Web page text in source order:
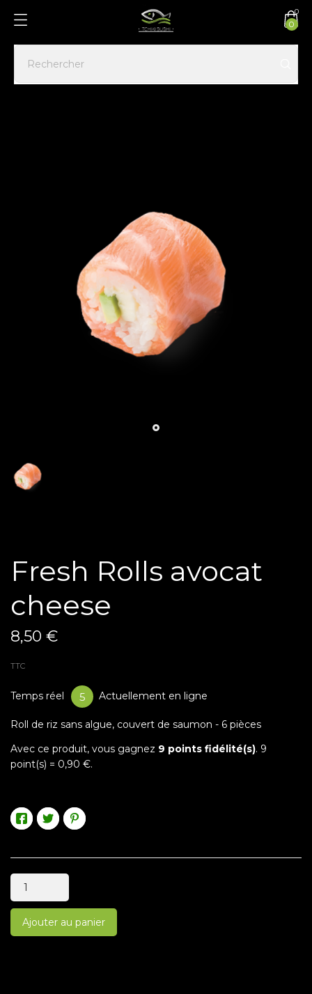
0
0
Fresh Rolls avocat
cheese
8,50 €
TTC
Temps réel 9 Actuellement en ligne
Roll de riz sans algue, couvert de saumon - 6 pièces
Avec ce produit, vous gagnez 9 points fidélité(s). 9
point(s) = 0,90 €.
Ajouter au panier